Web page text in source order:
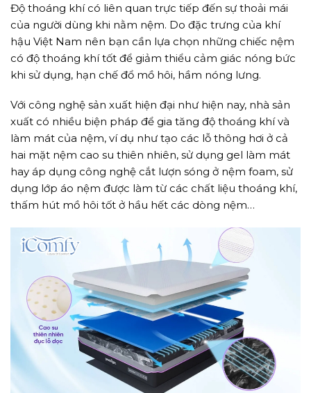
Độ thoáng khí có liên quan trực tiếp đến sự thoải mái
của người dùng khi nằm nệm. Do đặc trưng của khí
hậu Việt Nam nên bạn cần lựa chọn những chiếc nệm
có độ thoáng khí tốt để giảm thiểu cảm giác nóng bức
khi sử dụng, hạn chế đổ mồ hôi, hầm nóng lưng.
Với công nghệ sản xuất hiện đại như hiện nay, nhà sản
xuất có nhiều biện pháp để gia tăng độ thoáng khí và
làm mát của nệm, ví dụ như tạo các lỗ thông hơi ở cả
hai mặt nệm cao su thiên nhiên, sử dụng gel làm mát
hay áp dụng công nghệ cắt lượn sóng ở nệm foam, sử
dụng lớp áo nệm được làm từ các chất liệu thoáng khí,
thấm hút mồ hôi tốt ở hầu hết các dòng nệm…